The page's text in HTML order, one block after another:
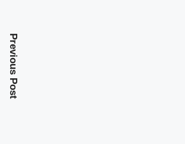
Previous Post